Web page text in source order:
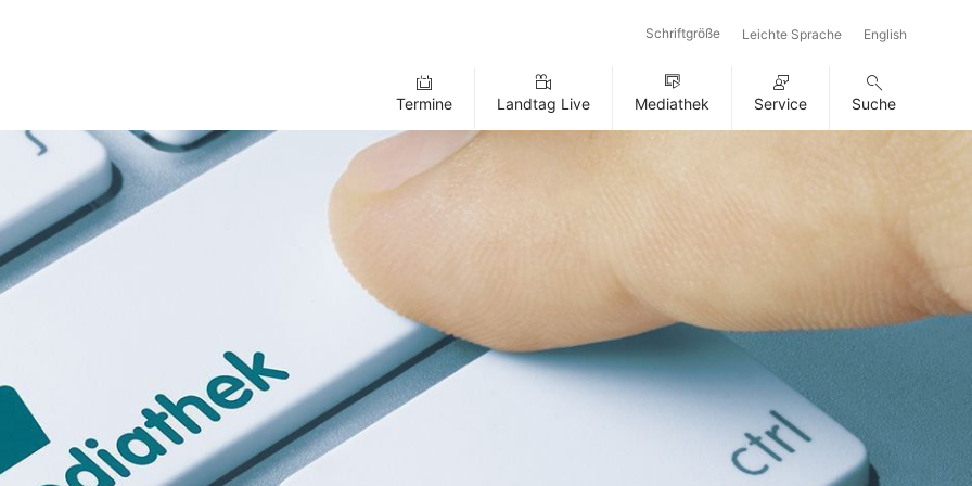
Schriftgröße Leichte Sprache English
Termine Landtag Live Mediathek Service Suche